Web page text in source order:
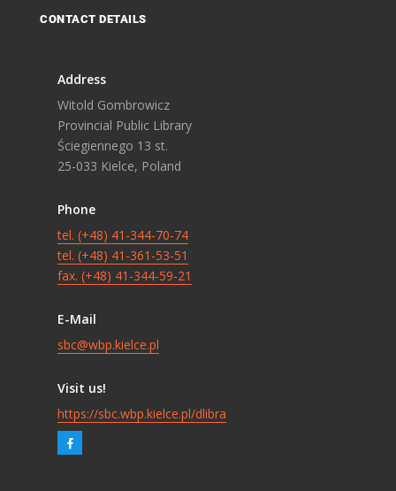
CONTACT DETAILS
Address
Witold Gombrowicz
Provincial Public Library
Ściegiennego 13 st.
25-033 Kielce, Poland
Phone
tel. (+48) 41-344-70-74
tel. (+48) 41-361-53-51
fax. (+48) 41-344-59-21
E-Mail
sbc@wbp.kielce.pl
Visit us!
https://sbc.wbp.kielce.pl/dlibra